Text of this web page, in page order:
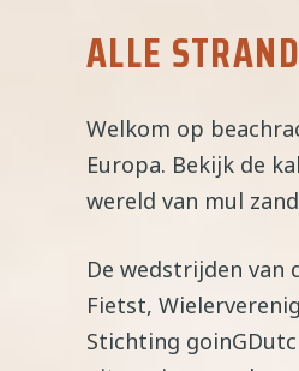
ALLE
Welkom op
Europa. Bekijk de
wereld van mul
De wedstrijden van
Fietst,
Stichting